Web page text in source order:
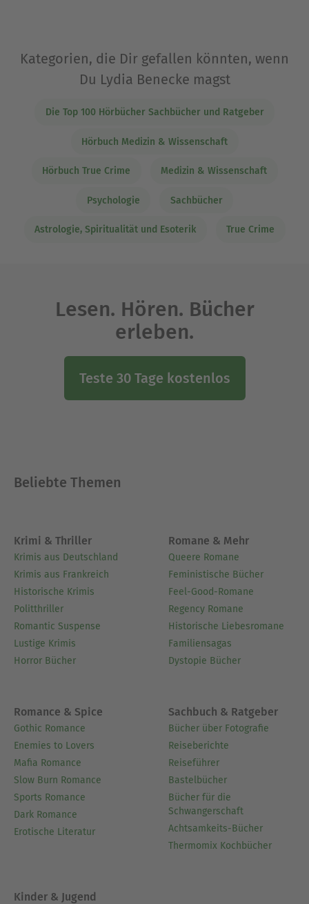
Kategorien, die Dir gefallen könnten, wenn
Du Lydia Benecke magst
Die Top 100 Hörbücher Sachbücher und Ratgeber
Hörbuch Medizin & Wissenschaft
Hörbuch True Crime Medizin & Wissenschaft
Psychologie Sachbücher
Astrologie, Spiritualität und Esoterik True Crime
Lesen. Hören. Bücher
erleben.
Teste 30 Tage kostenlos
Beliebte Themen
Krimi & Thriller
Krimis aus Deutschland
Krimis aus Frankreich
Historische Krimis
Politthriller
Romantic Suspense
Lustige Krimis
Horror Bücher
Romane & Mehr
Queere Romane
Feministische Bücher
Feel-Good-Romane
Regency Romane
Historische Liebesromane
Familiensagas
Dystopie Bücher
Romance & Spice
Gothic Romance
Enemies to Lovers
Mafia Romance
Slow Burn Romance
Sports Romance
Dark Romance
Erotische Literatur
Sachbuch & Ratgeber
Bücher über Fotografie
Reiseberichte
Reiseführer
Bastelbücher
Bücher für die
Schwangerschaft
Achtsamkeits-Bücher
Thermomix Kochbücher
Kinder & Jugend